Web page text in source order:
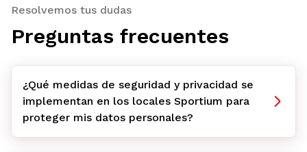
Resolvemos tus dudas
Preguntas frecuentes
¿Qué medidas de seguridad y privacidad se
implementan en los locales Sportium para
proteger mis datos personales?